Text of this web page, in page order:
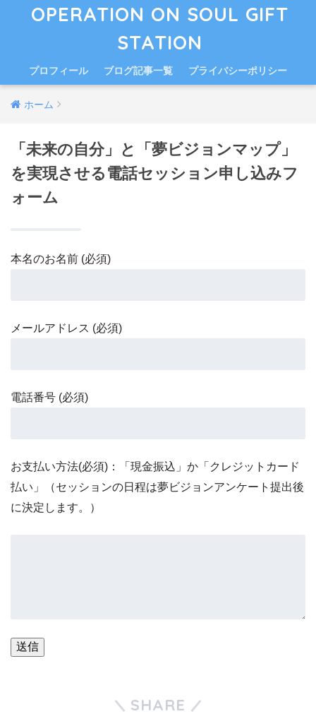
OPERATION ON SOUL GIFT
STATION
プロフィール ブログ記事一覧 プライバシーポリシー
ホーム
「未来の自分」と「夢ビジョンマップ」
を実現させる電話セッション申し込みフ
ォーム
本名のお名前 (必須)
メールアドレス (必須)
電話番号 (必須)
お支払い方法(必須)：「現金振込」か「クレジットカード
払い」（セッションの日程は夢ビジョンアンケート提出後
に決定します。）
SHARE